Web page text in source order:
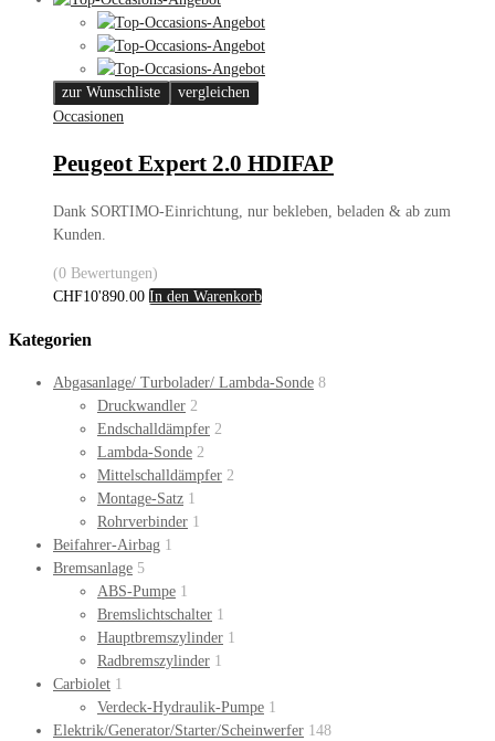
zur Wunschliste
vergleichen
Occasionen
Peugeot Expert 2.0 HDIFAP
Dank SORTIMO-Einrichtung, nur bekleben, beladen & ab zum
Kunden.
(0 Bewertungen)
CHF10'890.00 In den Warenkorb
Kategorien
Abgasanlage/ Turbolader/ Lambda-Sonde 8
Druckwandler 2
Endschalldämpfer 2
Lambda-Sonde 2
Mittelschalldämpfer 2
Montage-Satz 1
Rohrverbinder 1
Beifahrer-Airbag 1
Bremsanlage 5
ABS-Pumpe 1
Bremslichtschalter 1
Hauptbremszylinder 1
Radbremszylinder 1
Carbiolet 1
Verdeck-Hydraulik-Pumpe 1
Elektrik/Generator/Starter/Scheinwerfer 148